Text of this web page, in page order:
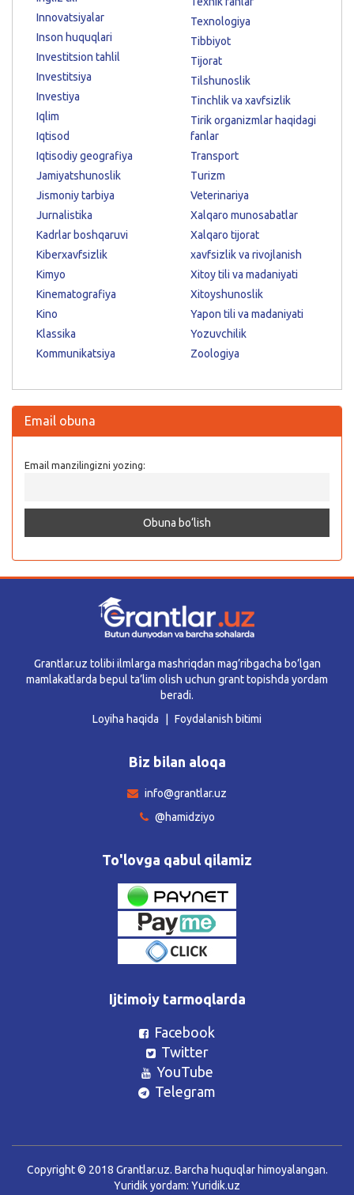
Innovatsiyalar
Inson huquqlari
Investitsion tahlil
Investitsiya
Investiya
Iqlim
Iqtisod
Iqtisodiy geografiya
Jamiyatshunoslik
Jismoniy tarbiya
Jurnalistika
Kadrlar boshqaruvi
Kiberxavfsizlik
Kimyo
Kinematografiya
Kino
Klassika
Kommunikatsiya
Texnologiya
Tibbiyot
Tijorat
Tilshunoslik
Tinchlik va xavfsizlik
Tirik organizmlar haqidagi
fanlar
Transport
Turizm
Veterinariya
Xalqaro munosabatlar
Xalqaro tijorat
xavfsizlik va rivojlanish
Xitoy tili va madaniyati
Xitoyshunoslik
Yapon tili va madaniyati
Yozuvchilik
Zoologiya
Email obuna
Email manzilingizni yozing:
Grantlar.uz tolibi ilmlarga mashriqdan mag’ribgacha bo’lgan
mamlakatlarda bepul ta’lim olish uchun grant topishda yordam
beradi.
Loyiha haqida
Foydalanish bitimi
Biz bilan aloqa
info@grantlar.uz
@hamidziyo
To'lovga qabul qilamiz
Ijtimoiy tarmoqlarda
Facebook
Twitter
YouTube
Telegram
Copyright © 2018 Grantlar.uz. Barcha huquqlar himoyalangan.
Yuridik yordam: Yuridik.uz